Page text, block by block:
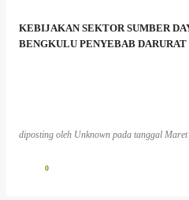
KEBIJAKAN SEKTOR SUMBER
BENGKULU PENYEBAB
diposting oleh Unknown pada tanggal Maret
0